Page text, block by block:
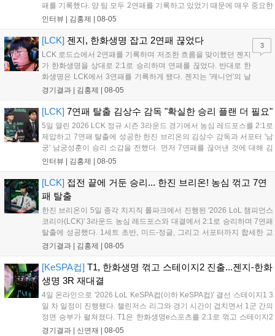
패를 기록했다. 양 팀 모두 2연패를 기록하고 있었기 때문에 매우 중요한
경기였는데, 연패를 탈출하고 웃은 팀은 젠지였다. 한화생명e스포츠 윤
인터뷰 | 김홍제 | 08-05
[LCK] 젠지, 한화생명 잡고 2연패 끊었다
LCK 로드쇼에서 2연패를 기록하며 저조한 흐름을 맞이했던 젠지
가 한화생명을 상대로 2:1로 승리하며 연패를 끊었다. 반대로 한
화생명은 LCK에서 3연패를 기록하게 됐다. 젠지는 '캐니언'의 날
카로운 갱킹으로 '제우스'의 럼블을 상대로 점멸까지 빼내고 킬을
따냈고, 바텀 원딜끼리 1:1 교전...
경기결과 | 김홍제 | 08-05
3
[LCK] 7연패 탈출 김상수 감독 "확실한 승리 플랜 더 필요"
5일 열린 2026 LCK 정규 시즌 3라운드 경기에서 농심 레드포스를 2:1로
제압하고 7연패 탈출에 성공한 한진 브리온의 김상수 감독과 서포터 '남
궁' 남궁성훈이 승리 소감을 전했다. 먼저 7연패를 끊어낸 것에 대해 김
상수 감독은 "이겨서 정말 기쁘고 잘해준 선수들에게 고맙다"고 전했고,
인터뷰 | 김홍제 | 08-05
[LCK] 접전 끝에 거둔 승리... 한진 브리온! 농심 꺾고 7연
패 탈출
한진 브리온이 5일 종각 치지직 롤파크에서 진행된 '2026 LoL 챔피언스
코리아(LCK)' 3라운드 농심 레드포스와 대결에서 2:1로 승리하며 7연패
탈출에 성공했다. 1세트 초반, 미드-정글, 그리고 서포터까지 합세한 교
전에서 서로 2킬씩 교환한 뒤 서로 팽팽한 상황이 이어졌다. 그리고 20
경기결과 | 김홍제 | 08-05
[KeSPA컵] T1, 한화생명 꺾고 스테이지2 진출...젠지-한화
생명 3R 재대결
4일 온라인으로 '2026 LoL KeSPA컵(이하 KeSPA컵)' 결선 스테이지1 3
일 차 일정이 진행됐다. 챌린저스 리그와 경기 시간이 겹치면서 1군 간의
정면 승부가 펼쳐졌다. T1은 한화생명e스포츠를 2:1로 꺾고 스테이지2
로 진출했고, 젠지 e스포츠는 DN 수퍼스를 완파하며 3라운드로 향했다.
경기결과 | 신연재 | 08-05